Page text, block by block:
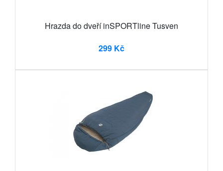
Hrazda do dveří inSPORTline Tusven
299 Kč